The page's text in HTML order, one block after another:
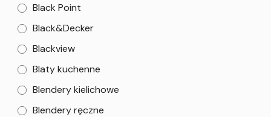
Black Point
Black&Decker
Blackview
Blaty kuchenne
Blendery kielichowe
Blendery ręczne